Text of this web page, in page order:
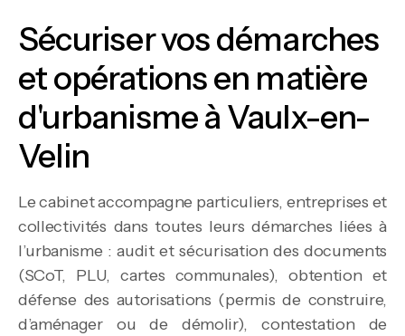
Sécuriser vos démarches
et opérations en matière
d'urbanisme à Vaulx-en-
Velin
Le cabinet accompagne particuliers, entreprises et
collectivités dans toutes leurs démarches liées à
l’urbanisme : audit et sécurisation des documents
(SCoT, PLU, cartes communales), obtention et
défense des autorisations (permis de construire,
d’aménager ou de démolir), contestation de